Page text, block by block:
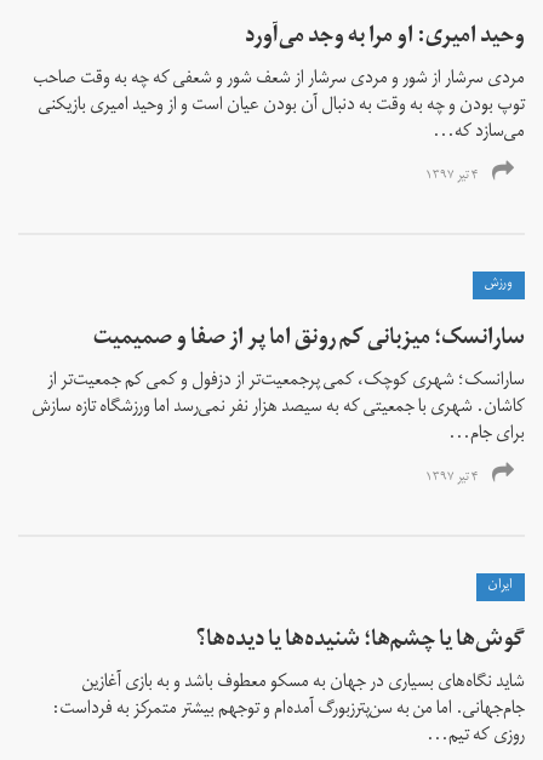
وحید امیری: او مرا به وجد می‌‌آورد
مردی سرشار از شور و مردی سرشار از شعف شور و شعفی که چه به وقت صاحب
توپ بودن و چه به وقت به دنبال آن بودن عیان است و از وحید امیری بازیکنی
می‌‌سازد که...
۴ تیر ۱۳۹۷
ورزش
سارانسک؛ میزبانی کم رونق اما پر از صفا و صمیمیت
سارانسک؛ شهری کوچک، کمی‌ پرجمعیت‌تر از دزفول و کمی کم جمعیت‌تر از
کاشان. شهری با جمعیتی که به سیصد هزار نفر نمی‌‌رسد اما ورزشگاه تازه سازش
برای جام...
۴ تیر ۱۳۹۷
ايران
گوش‌ها یا چشم‌ها؛ شنیده‌ها یا دیده‌ها؟
شاید نگاه‌های بسیاری در جهان به مسکو معطوف باشد و به بازی آغازین
جام‌جهانی. اما من به سن‌پترزبورگ آمده‌ام و توجهم بیشتر متمرکز به فرداست:
روزی که تیم...